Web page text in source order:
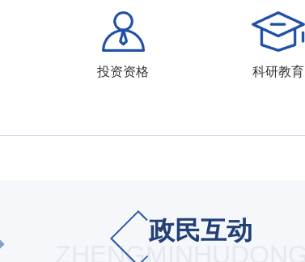
投资资格 科研教育
政民互动
ZHENGMINHUDONG